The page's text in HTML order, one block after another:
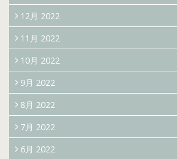
12月 2022
11月 2022
10月 2022
9月 2022
8月 2022
7月 2022
6月 2022